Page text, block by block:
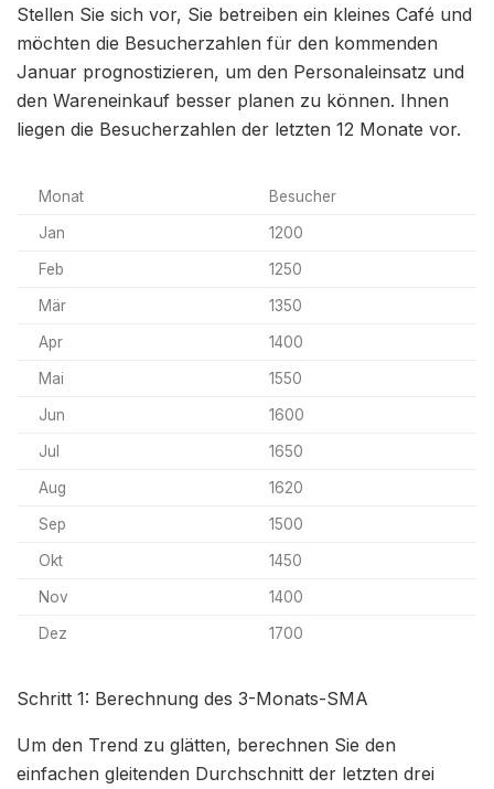
Stellen Sie sich vor, Sie betreiben ein kleines Café und
möchten die Besucherzahlen für den kommenden
Januar prognostizieren, um den Personaleinsatz und
den Wareneinkauf besser planen zu können. Ihnen
liegen die Besucherzahlen der letzten 12 Monate vor.
Monat Besucher
Jan 1200
Feb 1250
Mär 1350
Apr 1400
Mai 1550
Jun 1600
Jul 1650
Aug 1620
Sep 1500
Okt 1450
Nov 1400
Dez 1700
Schritt 1: Berechnung des 3-Monats-SMA
Um den Trend zu glätten, berechnen Sie den
einfachen gleitenden Durchschnitt der letzten drei